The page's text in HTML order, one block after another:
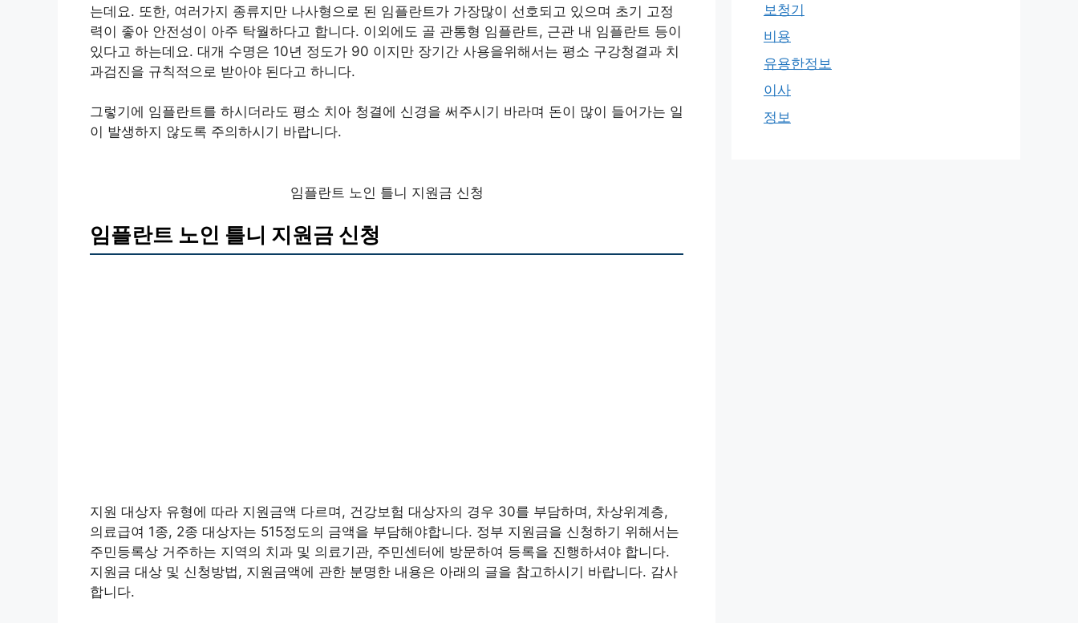
는데요. 또한, 여러가지 종류지만 나사형으로 된 임플란트가 가장많이 선호되고 있으며 초기 고정
력이 좋아 안전성이 아주 탁월하다고 합니다. 이외에도 골 관통형 임플란트, 근관 내 임플란트 등이
있다고 하는데요. 대개 수명은 10년 정도가 90 이지만 장기간 사용을위해서는 평소 구강청결과 치
과검진을 규칙적으로 받아야 된다고 하니다.
그렇기에 임플란트를 하시더라도 평소 치아 청결에 신경을 써주시기 바라며 돈이 많이 들어가는 일
이 발생하지 않도록 주의하시기 바랍니다.
임플란트 노인 틀니 지원금 신청
임플란트 노인 틀니 지원금 신청
지원 대상자 유형에 따라 지원금액 다르며, 건강보험 대상자의 경우 30를 부담하며, 차상위계층,
의료급여 1종, 2종 대상자는 515정도의 금액을 부담해야합니다. 정부 지원금을 신청하기 위해서는
주민등록상 거주하는 지역의 치과 및 의료기관, 주민센터에 방문하여 등록을 진행하셔야 합니다.
지원금 대상 및 신청방법, 지원금액에 관한 분명한 내용은 아래의 글을 참고하시기 바랍니다. 감사
합니다.
보청기
비용
유용한정보
이사
정보